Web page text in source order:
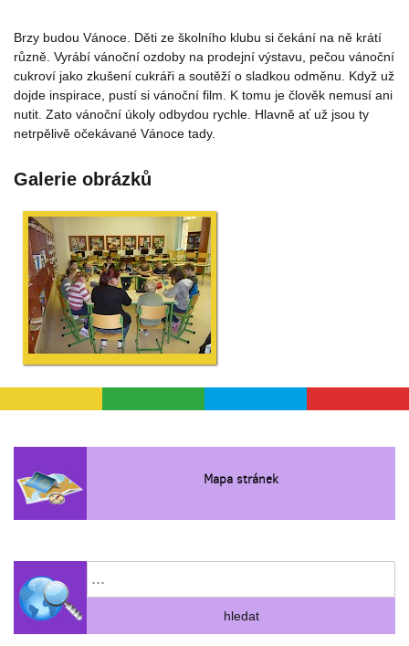
Brzy budou Vánoce. Děti ze školního klubu si čekání na ně krátí
různě. Vyrábí vánoční ozdoby na prodejní výstavu, pečou vánoční
cukroví jako zkušení cukráři a soutěží o sladkou odměnu. Když už
dojde inspirace, pustí si vánoční film. K tomu je člověk nemusí ani
nutit. Zato vánoční úkoly odbydou rychle. Hlavně ať už jsou ty
netrpělivě očekávané Vánoce tady.
Galerie obrázků
Mapa stránek